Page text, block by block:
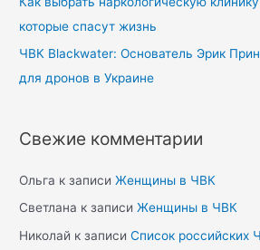
которые спасут жизнь
ЧВК Blackwater: Основатель Эрик
для дронов в Украине
Свежие комментарии
Ольга к записиЖенщины в ЧВК
Светлана к записиЖенщины в ЧВК
Николай к записиСписок российских